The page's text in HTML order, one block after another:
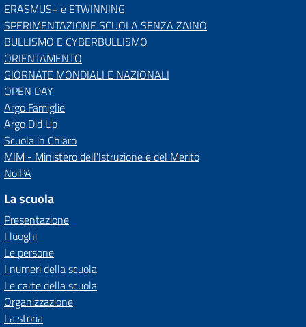
ERASMUS+ e ETWINNING
SPERIMENTAZIONE SCUOLA SENZA ZAINO
BULLISMO E CYBERBULLISMO
ORIENTAMENTO
GIORNATE MONDIALI E NAZIONALI
OPEN DAY
Argo Famiglie
Argo Did Up
Scuola in Chiaro
MIM - Ministero dell'Istruzione e del Merito
NoiPA
La scuola
Presentazione
I luoghi
Le persone
I numeri della scuola
Le carte della scuola
Organizzazione
La storia